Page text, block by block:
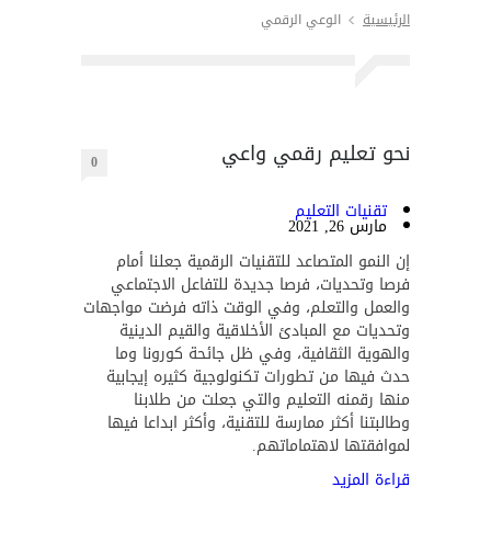
الرئيسية الوعي الرقمي
نحو تعليم رقمي واعي 0
تقنيات التعليم
مارس 26, 2021
إن النمو المتصاعد للتقنيات الرقمية جعلنا أمام
فرصا وتحديات، فرصا جديدة للتفاعل الاجتماعي
والعمل والتعلم، وفي الوقت ذاته فرضت مواجهات
وتحديات مع المبادئ الأخلاقية والقيم الدينية
والهوية الثقافية، وفي ظل جائحة كورونا وما
حدث فيها من تطورات تكنولوجية كثيره إيجابية
منها رقمنه التعليم والتي جعلت من طلابنا
وطالبتنا أكثر ممارسة للتقنية، وأكثر ابداعا فيها
لموافقتها لاهتماماتهم.
قراءة المزيد